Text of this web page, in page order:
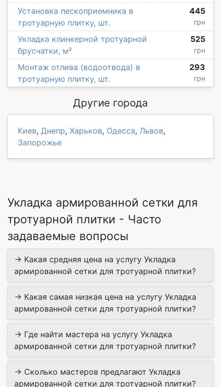
Установка пескоприемника в
тротуарную плитку, шт.
445
грн
Укладка клинкерной тротуарной
брусчатки, м²
525
грн
Монтаж отлива (водоотвода) в
тротуарную плитку, шт.
293
грн
Другие города
Киев, Днепр, Харьков, Одесса, Львов,
Запорожье
Укладка армированной сетки для
тротуарной плитки - Часто
задаваемые вопросы
→ Какая средняя цена на услугу Укладка
армированной сетки для тротуарной плитки?
→ Какая самая низкая цена на услугу Укладка
армированной сетки для тротуарной плитки?
→ Где найти мастера на услугу Укладка
армированной сетки для тротуарной плитки?
→ Сколько мастеров предлагают Укладка
армированной сетки для тротуарной плитки?